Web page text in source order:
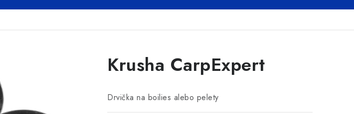
Krusha CarpExpert
Drvička na boilies alebo pelety